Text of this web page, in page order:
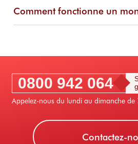
Comment fonctionne un
0800 942 064
Appelez-nous du lundi au dimanche de
Contactez-